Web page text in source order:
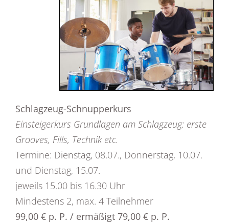
Schlagzeug-Schnupperkurs
Einsteigerkurs Grundlagen am Schlagzeug: erste
Grooves, Fills, Technik etc.
Termine: Dienstag, 08.07., Donnerstag, 10.07.
und Dienstag, 15.07.
jeweils 15.00 bis 16.30 Uhr
Mindestens 2, max. 4 Teilnehmer
99,00 € p. P. / ermäßigt 79,00 € p. P.